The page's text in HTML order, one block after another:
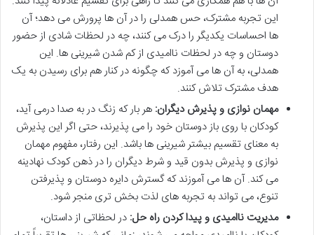
این تجربه مشترک، حس همدلی را در آن ها پرورش می دهد؛ آن
ها احساسات یکدیگر را درک می کنند، چه در لحظات شادی از حضور
دوستان و چه در لحظات ناامیدی از کم شدن شیرینی ها. این
همدلی، به آن ها می آموزد که چگونه در کنار هم برای رسیدن به یک
هدف مشترک تلاش کنند.
مهمان نوازی و پذیرش دیگران: هر بار که زنگ در به صدا درمی آید،
کودکان با روی باز دوستان خود را می پذیرند، حتی اگر این پذیرش
به معنای تقسیم بیشتر شیرینی ها باشد. این رفتار، مفهوم مهمان
نوازی و پذیرش بدون قید و شرط دیگران را در ذهن کودک نهادینه
می کند. آن ها می آموزند که گسترش دایره دوستان و پذیرفتن
تنوع، می تواند به تجربه های لذت بخش تری منجر شود.
مدیریت ناامیدی و پیدا کردن راه حل: در لحظاتی از داستان،